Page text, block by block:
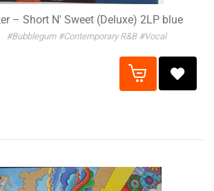
– Short N' Sweet (Deluxe) 2LP blue
#Bubblegum #Contemporary R&B #Vocal